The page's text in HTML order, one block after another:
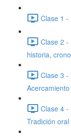
Clase 1 -
Clase 2 -
historia,
Clase 3 -
Clase 4 -
Tradición